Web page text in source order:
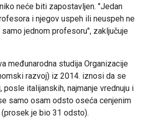
neće biti zapostavljen. "Jedan
i njegov uspeh ili neuspeh ne
jednom profesoru", zaključuje
međunarodna studija Organizacije
razvoj) iz 2014. iznosi da se
italijanskih, najmanje vrednuju i
samo osam odsto oseća cenjenim
je bio 31 odsto).